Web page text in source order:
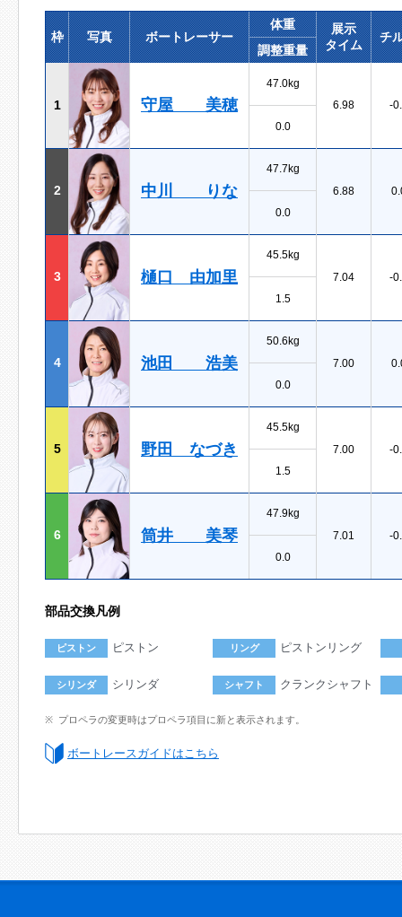
枠 写真 ボートレーサー
体重
展示
タイム
チ
調整重量
1 守屋 美穂
47.0kg
6.98
-
0.0
2 中川 りな
47.7kg
6.88
0.0
3 樋口 由加里
45.5kg
7.04
-
1.5
4 池田 浩美
50.6kg
7.00
0.0
5 野田 なづき
45.5kg
7.00
-
1.5
6 筒井 美琴
47.9kg
7.01
-
0.0
部品交換凡例
ピストン ピストン リング ピストンリング
シリンダ シリンダ シャフト クランクシャフト
プロペラの変更時はプロペラ項目に新と表示されます。
ボートレースガイドはこちら